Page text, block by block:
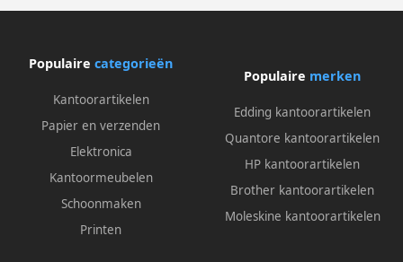
Populaire categorieën
Kantoorartikelen
Papier en verzenden
Elektronica
Kantoormeubelen
Schoonmaken
Printen
Populaire merken
Edding kantoorartikelen
Quantore kantoorartikelen
HP kantoorartikelen
Brother kantoorartikelen
Moleskine kantoorartikelen